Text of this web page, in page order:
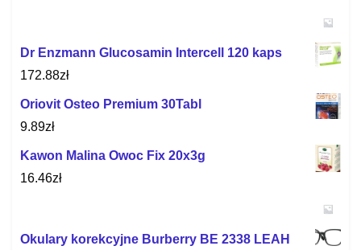
Dr Enzmann Glucosamin Intercell 120 kaps
172.88zł
Oriovit Osteo Premium 30Tabl
9.89zł
Kawon Malina Owoc Fix 20x3g
16.46zł
Okulary korekcyjne Burberry BE 2338 LEAH